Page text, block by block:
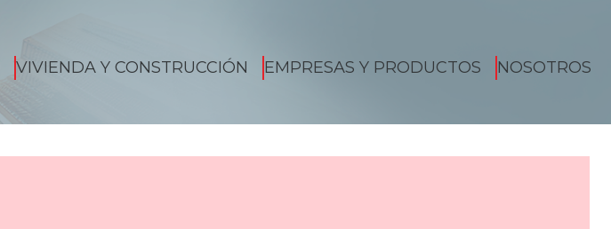
VIVIENDA Y CONSTRUCCIÓN EMPRESAS Y PRODUCTOS NOSOTROS